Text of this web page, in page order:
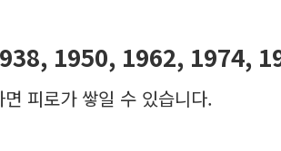
1950, 1962, 1974,
피로가 쌓일 수 있습니다.